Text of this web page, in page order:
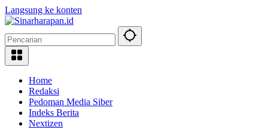
Langsung ke konten
Home
Redaksi
Pedoman Media Siber
Indeks Berita
Nextizen